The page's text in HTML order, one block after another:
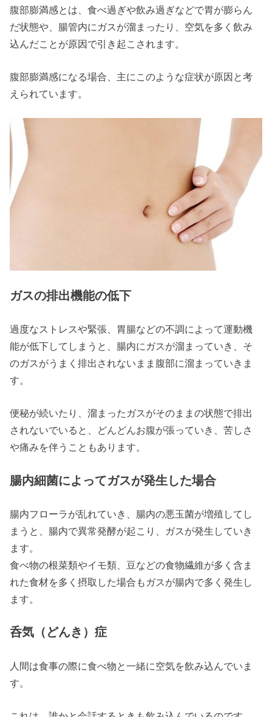
腹部膨満感とは、食べ過ぎや飲み過ぎなどで胃が膨らん
だ状態や、腸管内にガスが溜まったり、空気を多く飲み
込んだことが原因で引き起こされます。
腹部膨満感になる場合、主にこのような症状が原因と考
えられています。
ガスの排出機能の低下
過度なストレスや緊張、胃腸などの不調によって運動機
能が低下してしまうと、腸内にガスが溜まっていき、そ
のガスがうまく排出されないまま腹部に溜まっていきま
す。
便秘が続いたり、溜まったガスがそのままの状態で排出
されないでいると、どんどんお腹が張っていき、苦しさ
や痛みを伴うこともあります。
腸内細菌によってガスが発生した場合
腸内フローラが乱れていき、腸内の悪玉菌が増殖してし
まうと、腸内で異常発酵が起こり、ガスが発生していき
ます。
食べ物の根菜類やイモ類、豆などの食物繊維が多く含ま
れた食材を多く摂取した場合もガスが腸内で多く発生し
ます。
呑気（どんき）症
人間は食事の際に食べ物と一緒に空気を飲み込んでいま
す。